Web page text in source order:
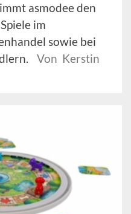
asmodee den
im
sowie bei
Von Kerstin